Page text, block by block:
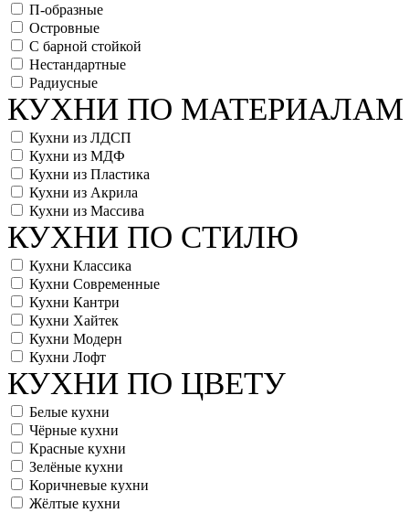
П-образные
Островные
С барной стойкой
Нестандартные
Радиусные
КУХНИ ПО МАТЕРИАЛАМ
Кухни из ЛДСП
Кухни из МДФ
Кухни из Пластика
Кухни из Акрила
Кухни из Массива
КУХНИ ПО СТИЛЮ
Кухни Классика
Кухни Современные
Кухни Кантри
Кухни Хайтек
Кухни Модерн
Кухни Лофт
КУХНИ ПО ЦВЕТУ
Белые кухни
Чёрные кухни
Красные кухни
Зелёные кухни
Коричневые кухни
Жёлтые кухни